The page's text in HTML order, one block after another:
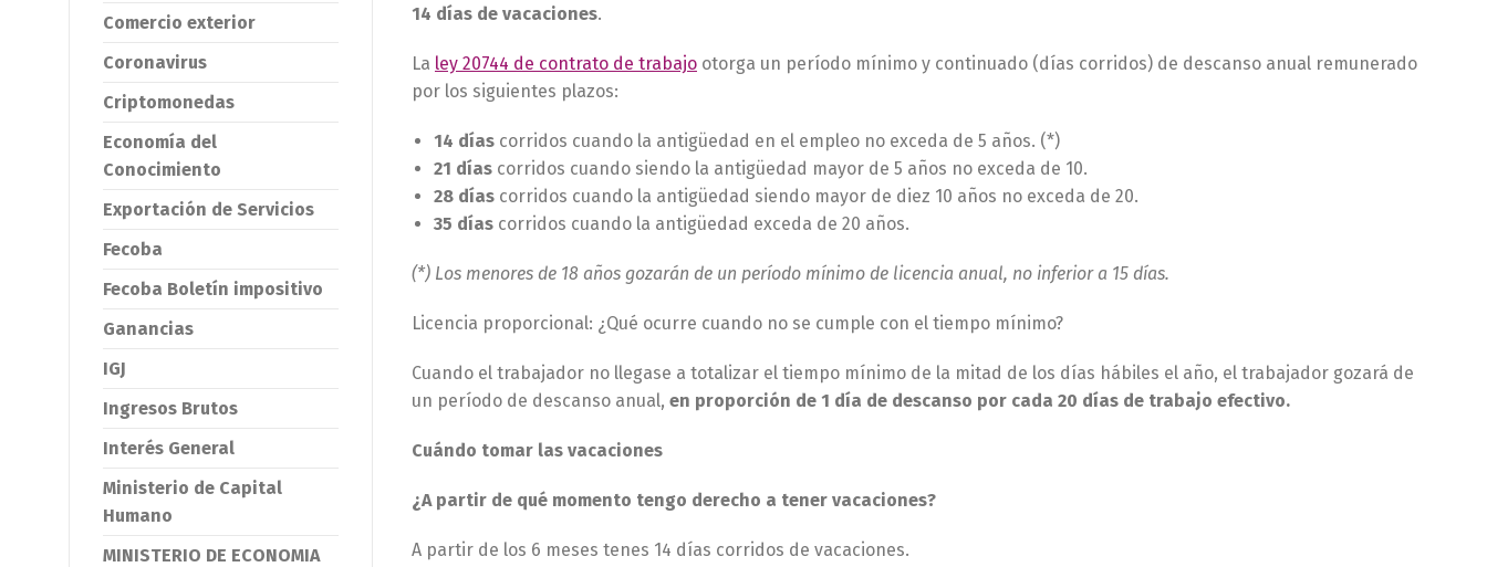
14 días de vacaciones.
La ley 20744 de contrato de trabajo otorga un período mínimo y continuado (días corridos) de descanso anual remunerado
por los siguientes plazos:
14 días corridos cuando la antigüedad en el empleo no exceda de 5 años. (*)
21 días corridos cuando siendo la antigüedad mayor de 5 años no exceda de 10.
28 días corridos cuando la antigüedad siendo mayor de diez 10 años no exceda de 20.
35 días corridos cuando la antigüedad exceda de 20 años.
(*) Los menores de 18 años gozarán de un período mínimo de licencia anual, no inferior a 15 días.
Licencia proporcional: ¿Qué ocurre cuando no se cumple con el tiempo mínimo?
Cuando el trabajador no llegase a totalizar el tiempo mínimo de la mitad de los días hábiles el año, el trabajador gozará de
un período de descanso anual, en proporción de 1 día de descanso por cada 20 días de trabajo efectivo.
Cuándo tomar las vacaciones
¿A partir de qué momento tengo derecho a tener vacaciones?
A partir de los 6 meses tenes 14 días corridos de vacaciones.
Comercio exterior
Coronavirus
Criptomonedas
Economía del
Conocimiento
Exportación de Servicios
Fecoba
Fecoba Boletín impositivo
Ganancias
IGJ
Ingresos Brutos
Interés General
Ministerio de Capital
Humano
MINISTERIO DE ECONOMIA